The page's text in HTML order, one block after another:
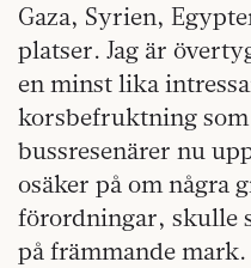
Gaza, Syrien,
platser. Jag är
en minst lika
korsbefruktning
bussresenärer nu
osäker på om några
förordningar, skulle
på främmande